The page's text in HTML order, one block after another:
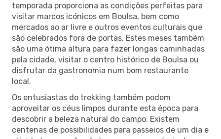
temporada proporciona as condições perfeitas para
visitar marcos icónicos em Boulsa, bem como
mercados ao ar livre e outros eventos culturais que
são celebrados fora de portas. Estes meses também
são uma ótima altura para fazer longas caminhadas
pela cidade, visitar o centro histórico de Boulsa ou
disfrutar da gastronomia num bom restaurante
local.
Os entusiastas do trekking também podem
aproveitar os céus limpos durante esta época para
descobrir a beleza natural do campo. Existem
centenas de possibilidades para passeios de um dia e